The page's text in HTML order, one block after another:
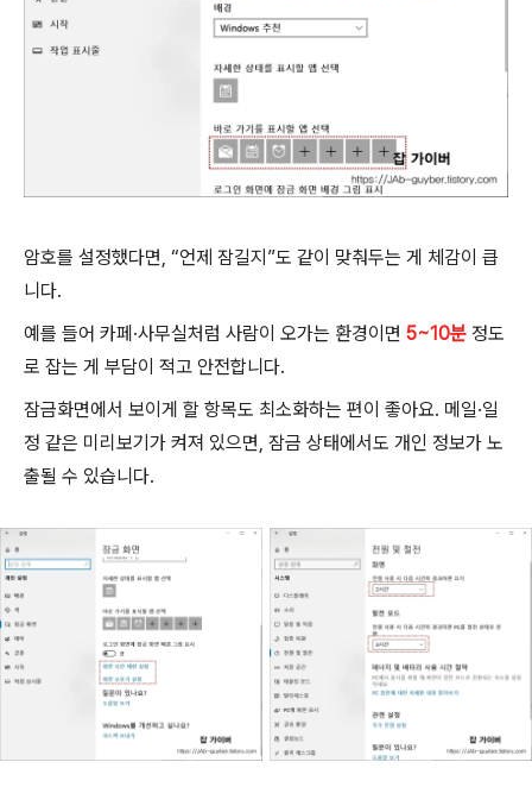
암호를 설정했다면, “언제 잠길지”도 같이 맞춰두는 게 체감이 큽
니다.
예를 들어 카페·사무실처럼 사람이 오가는 환경이면 5~10분 정도
로 잡는 게 부담이 적고 안전합니다.
잠금화면에서 보이게 할 항목도 최소화하는 편이 좋아요. 메일·일
정 같은 미리보기가 켜져 있으면, 잠금 상태에서도 개인 정보가 노
출될 수 있습니다.